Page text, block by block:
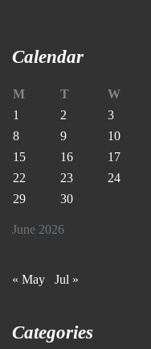
Calendar
June 2026
M T W
1
2 3
8
9 10
15
16 17
22
23 24
29
30
« May Jul »
Categories